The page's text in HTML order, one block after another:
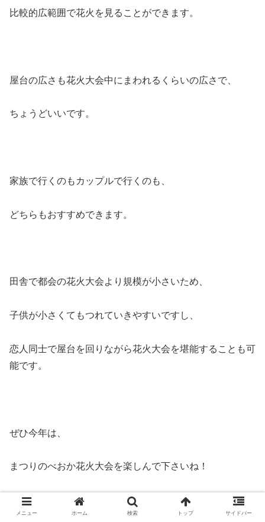
比較的広範囲で花火を見ることができます。
屋台の広さも花火大会中にまわれるくらいの広さで、
ちょうどいいです。
家族で行くのもカップルで行くのも、
どちらもおすすめできます。
田舎で都会の花火大会より規模が小さいため、
子供が小さくてもつれていきやすいですし、
恋人同士で屋台を回りながら花火大会を堪能することも可
能です。
ぜひ今年は、
まつりのべおか花火大会を楽しんで下さいね！
イベント まつりのべおか
メニュー ホーム 検索 トップ サイドバー